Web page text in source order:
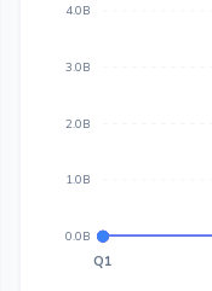
4.0B
3.0B
2.0B
1.0B
0.0B
Q1